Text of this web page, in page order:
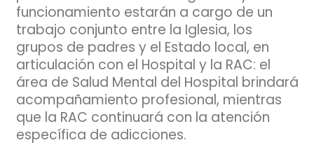
funcionamiento estarán a cargo de un
trabajo conjunto entre la Iglesia, los
grupos de padres y el Estado local, en
articulación con el Hospital y la RAC: el
área de Salud Mental del Hospital brindará
acompañamiento profesional, mientras
que la RAC continuará con la atención
específica de adicciones.